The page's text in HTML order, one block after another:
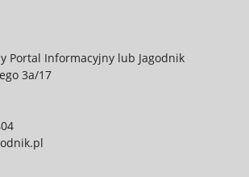
Portal Informacyjny lub Jagodnik
3a/17